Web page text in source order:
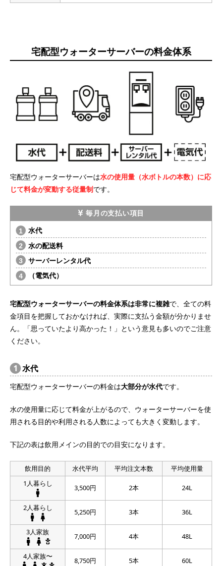
宅配型ウォーターサーバーの料金体系
宅配型ウォーターサーバーは水の使用量（水ボトルの本数）に応
じて料金が変動する従量制です。
毎月の支払い項目
水代
水の配送料
サーバーレンタル代
（電気代）
宅配型ウォーターサーバーの料金体系は非常に複雑で、全ての料
金項目を把握しておかなければ、実際に支払う金額が分かりませ
ん。「思っていたより高かった！」という意見も多いのでご注意
ください。
1 水代
宅配型ウォーターサーバーの料金は大部分が水代です。
水の使用量に応じて料金が上がるので、ウォーターサーバーを使
用される目的や利用される人数によっても大きく変動します。
下記の表は飲用メインの目的での目安になります。
飲用目的 水代平均 平均注文本数
平均使用量
1人暮らし
3,500円 2本 24L
2人暮らし 5,250円 3本 36L
3人家族 7,000円 4本 48L
4人家族〜 8,750円 5本 60L